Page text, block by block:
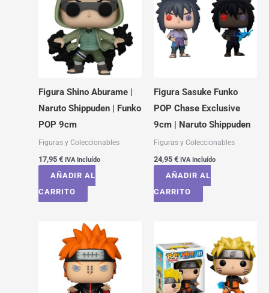
Figura Shino Aburame |
Naruto Shippuden | Funko
POP 9cm
Figuras y Coleccionables
17,95 € IVA Incluído
AÑADIR AL
CARRITO
Figura Sasuke Funko
POP Chase Exclusive
9cm | Naruto Shippuden
Figuras y Coleccionables
24,95 € IVA Incluído
AÑADIR AL
CARRITO